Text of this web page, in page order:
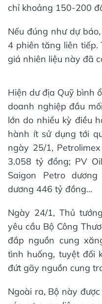
chỉ khoảng 150-200
Nếu đúng như dự
4 phiên tăng liên
giá nhiên liệu này đã
Hiện dư địa Quỹ bình
doanh nghiệp đầu
lớn do nhiều kỳ điều
hành ít sử dụng tới
ngày 25/1,
3.058 tỷ đồng; PV
Saigon Petro
dương 446 tỷ đồng...
Ngày 24/1, Thủ
yêu cầu Bộ Công
đắp nguồn cung
tình huống, tuyệt đối
đứt gãy nguồn cung
Ngoài ra, Bộ này